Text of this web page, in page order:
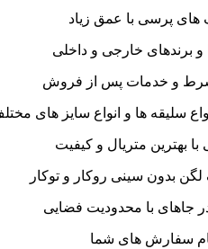
های پرسی با عمق زیاد
و برندهای خارجی و داخلی
شرط و خدمات پس از فروش
سلیقه ها و انواع سایز های
با بهترین متریال و کیفیت
بدون سینی روکار و توکار
جاهای با محدودیت فضایی
سفارش های شما